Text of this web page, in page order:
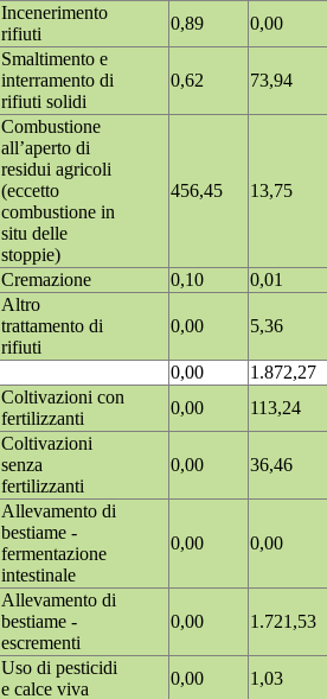
Incenerimento
rifiuti
0,89
0,00
Smaltimento e
interramento di
rifiuti solidi
0,62 73,94
Combustione
all’aperto di
residui agricoli
(eccetto
combustione in
situ delle
stoppie)
456,45 13,75
Cremazione 0,10
0,01
Altro
trattamento di
rifiuti
0,00 5,36
0,00
1.872,27
Coltivazioni con
fertilizzanti
0,00
113,24
Coltivazioni
senza
fertilizzanti
0,00 36,46
Allevamento di
bestiame -
fermentazione
intestinale
0,00 0,00
Allevamento di
bestiame -
escrementi
0,00 1.721,53
Uso di pesticidi
e calce viva
0,00 1,03